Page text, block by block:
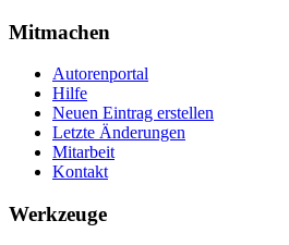
Mitmachen
Autorenportal
Hilfe
Neuen Eintrag erstellen
Letzte Änderungen
Mitarbeit
Kontakt
Werkzeuge